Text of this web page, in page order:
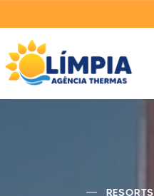
RESORTS